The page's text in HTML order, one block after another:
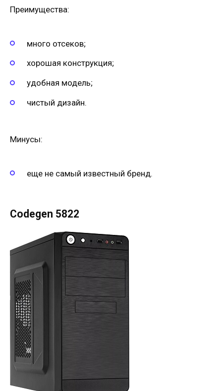
Преимущества:
много отсеков;
хорошая конструкция;
удобная модель;
чистый дизайн.
Минусы:
еще не самый известный бренд.
Codegen 5822